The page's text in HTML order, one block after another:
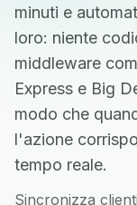
minuti e
loro: niente
middleware
Express e Big
modo che
l'azione
tempo reale.
Sincronizza